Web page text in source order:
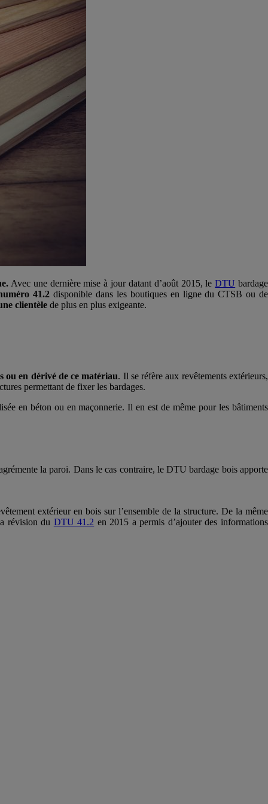
Avec une dernière mise à jour datant d’août 2015, leDTU bardage
41.2 disponible dans les boutiques en ligne du CTSB ou de
clientèle de plus en plus exigeante.
ou en dérivé de ce matériau. Il se réfère aux revêtements extérieurs,
permettant de fixer les bardages.
en béton ou en maçonnerie. Il en est de même pour les bâtiments
la paroi. Dans le cas contraire, le DTU bardage bois apporte
extérieur en bois sur l’ensemble de la structure. De la même
révision du DTU 41.2 en 2015 a permis d’ajouter des informations